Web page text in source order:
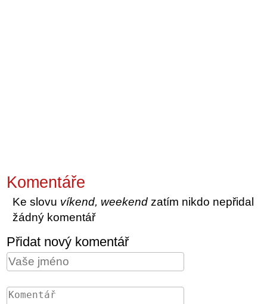
Komentáře
Ke slovu víkend, weekend zatím nikdo nepřidal
žádný komentář
Přidat nový komentář